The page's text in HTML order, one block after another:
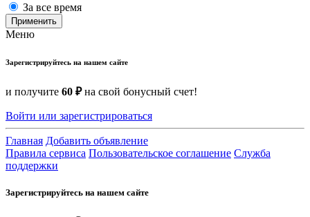
За все время
Применить
Меню
Зарегистрируйтесь на нашем сайте
и получите 60 ₽на свой бонусный счет!
Войти или зарегистрироваться
Главная Добавить объявление
Правила сервиса Пользовательское соглашение Служба
поддержки
Зарегистрируйтесь на нашем сайте